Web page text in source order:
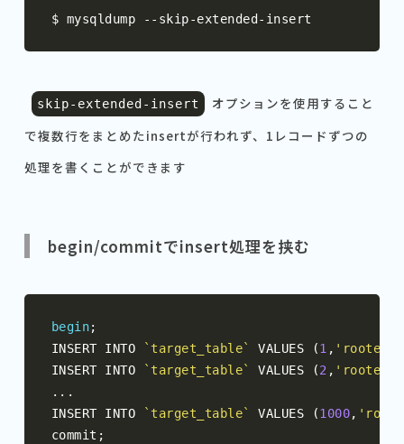
$ mysqldump -- skip-extended - insert
skip- extended - insert
オプションを使用すること
で複数行をまとめたinsertが行われず、1レコードずつの
処理を書くことができます
begin/commitでinsert処理を挟む
begin;
INSERT INTO
`target_table` VALUES (1 , 'rooter'
INSERT INTO
`target_table` VALUES (2 , 'rooter'
...
INSERT INTO
`target_table` VALUES (1000,
commit ;